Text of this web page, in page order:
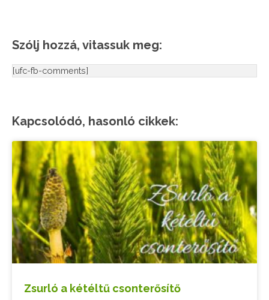
Szólj hozzá, vitassuk meg:
[ufc-fb-comments]
Kapcsolódó, hasonló cikkek:
Zsurló a kétéltű csonterősítő